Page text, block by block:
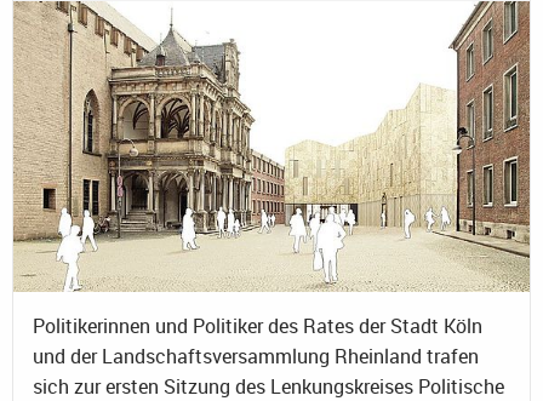
Politikerinnen und Politiker des Rates der Stadt Köln
und der Landschaftsversammlung Rheinland trafen
sich zur ersten Sitzung des Lenkungskreises Politische